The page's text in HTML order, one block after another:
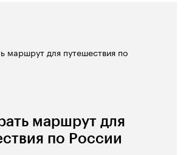
маршрут для
по России